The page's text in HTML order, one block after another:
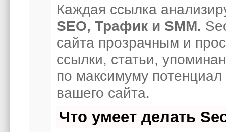
Каждая ссылка
SEO, Трафик и SMM.
сайта прозрачным и
ссылки, статьи,
по максимуму
вашего сайта.
Что умеет делать